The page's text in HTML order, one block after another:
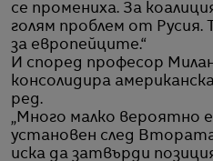
се промениха. За
голям проблем от Русия.
за европейците.“
И според професор
консолидира
ред.
„Много малко вероятно
установен след
иска да затвърди